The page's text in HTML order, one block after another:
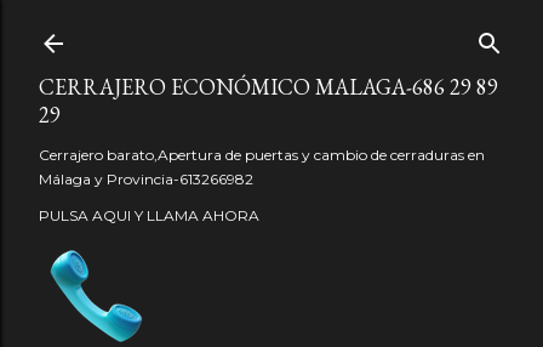
CERRAJERO ECONÓMICO MALAGA-686 29 89
29
Cerrajero barato,Apertura de puertas y cambio de cerraduras en
Málaga y Provincia-613266982
PULSA AQUI Y LLAMA AHORA